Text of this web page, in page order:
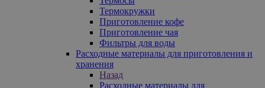
Термокружки
Приготовление кофе
Приготовление чая
Фильтры для воды
Расходные материалы для приготовления и
хранения
Назад
Расходные материалы для